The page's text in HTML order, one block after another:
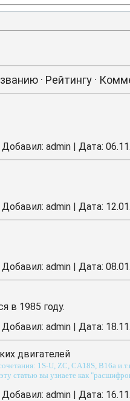
· Рейтингу ·
Добавил: admin | Дата:
Добавил: admin | Дата:
Добавил: admin | Дата:
в 1985 году.
Добавил: admin | Дата:
двигателей
1S-U, ZC, CA18S, B16a
статью вы узнаете как
Добавил: admin | Дата: